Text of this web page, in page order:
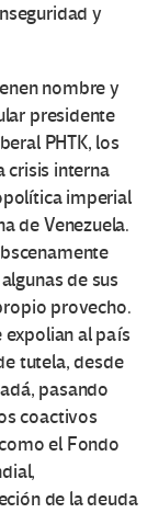
y
nombre y
presidente
PHTK, los
crisis interna
imperial
de Venezuela.
de sus
provecho.
expolian al país
tutela, desde
pasando
coactivos
el Fondo
de la deuda